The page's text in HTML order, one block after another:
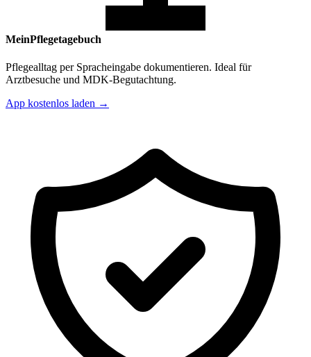
MeinPflegetagebuch
Pflegealltag per Spracheingabe dokumentieren. Ideal für
Arztbesuche und MDK-Begutachtung.
App kostenlos laden →